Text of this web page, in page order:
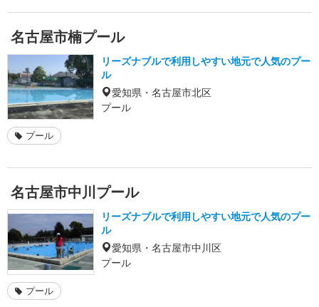
名古屋市楠プール
リーズナブルで利用しやすい地元で人気のプー
ル
愛知県・名古屋市北区
プール
プール
名古屋市中川プール
リーズナブルで利用しやすい地元で人気のプー
ル
愛知県・名古屋市中川区
プール
プール